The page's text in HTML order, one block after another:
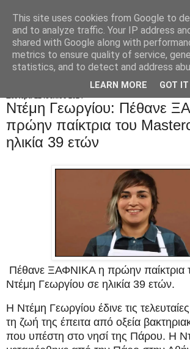
Ντέμη Γεωργίου: Πέθανε
πρώην παίκτρια του
ηλικία 39 ετών
Πέθανε ΞΑΦΝΙΚΑ η πρώην παίκτρια
Ντέμη Γεωργίου σε ηλικία 39 ετών.
Η Ντέμη Γεωργίου έδινε τις
τη ζωή της έπειτα από οξεία
που υπέστη στο νησί της Πάρου. Η
This site uses cookies from Google to
and to analyze traffic. Your IP address
shared with Google along with
metrics to ensure quality of service,
statistics, and to detect and address
LEARN MORE GOT IT